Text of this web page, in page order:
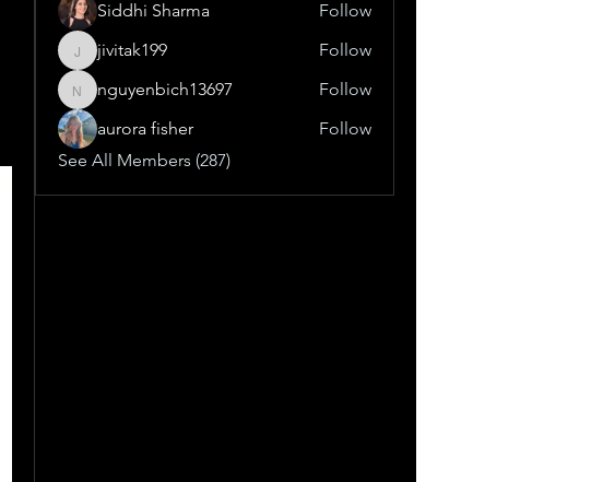
Siddhi Sharma
Follow
jivitak199
jivitak199 Follow
nguyenbich13697
nguyenbich13697
Follow
aurora fisher
Follow
See All Members (287)